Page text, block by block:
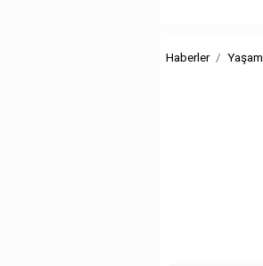
Haberler Yaşam